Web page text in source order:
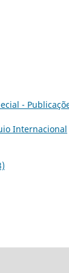
-
Internacional